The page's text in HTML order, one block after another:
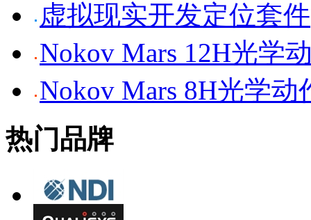
虚拟现实开发定位套件
Nokov Mars 12H光学
Nokov Mars 8H光学动
热门品牌